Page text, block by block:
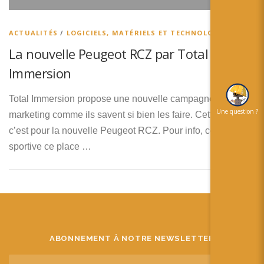
Español
ACTUALITÉS / LOGICIELS, MATÉRIELS ET TECHNOLOGIES
La nouvelle Peugeot RCZ par Total
Immersion
Total Immersion propose une nouvelle campagne de
marketing comme ils savent si bien les faire. Cette fois ci,
c’est pour la nouvelle Peugeot RCZ. Pour info, cette
sportive ce place …
ABONNEMENT À NOTRE NEWSLETTER
Une question ?